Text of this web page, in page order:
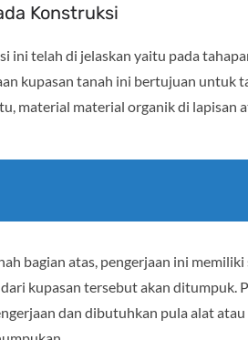
Konstruksi
ini telah di jelaskan yaitu pada
kupasan tanah ini bertujuan untuk
material material organik di lapisan
bagian atas, pengerjaan ini
kupasan tersebut akan ditumpuk.
dan dibutuhkan pula alat